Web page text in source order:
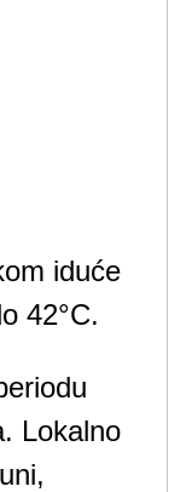
iduće
42°C.
Lokalno